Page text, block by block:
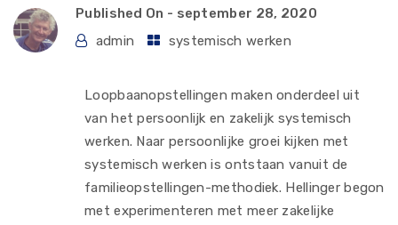
Published On - september 28, 2020
admin
systemisch werken
Loopbaanopstellingen maken onderdeel uit
van het persoonlijk en zakelijk systemisch
werken. Naar persoonlijke groei kijken met
systemisch werken is ontstaan vanuit de
familieopstellingen-methodiek. Hellinger begon
met experimenteren met meer zakelijke